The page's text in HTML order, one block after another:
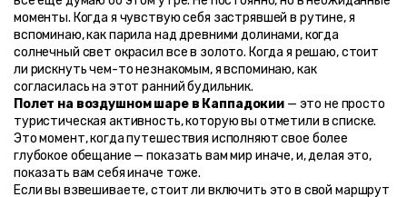
моменты. Когда я чувствую себя застрявшей в рутине, я
вспоминаю, как парила над древними долинами, когда
солнечный свет окрасил все в золото. Когда я решаю, стоит
ли рискнуть чем-то незнакомым, я вспоминаю, как
согласилась на этот ранний будильник.
Полет на воздушном шаре в Каппадокии — это не просто
туристическая активность, которую вы отметили в списке.
Это момент, когда путешествия исполняют свое более
глубокое обещание — показать вам мир иначе, и, делая это,
показать вам себя иначе тоже.
Если вы взвешиваете, стоит ли включить это в свой маршрут